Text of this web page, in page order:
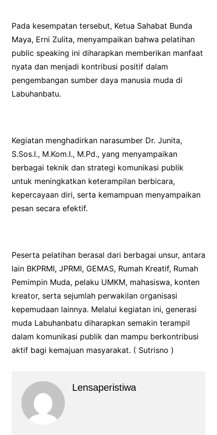
Pada kesempatan tersebut, Ketua Sahabat Bunda
Maya, Erni Zulita, menyampaikan bahwa pelatihan
public speaking ini diharapkan memberikan manfaat
nyata dan menjadi kontribusi positif dalam
pengembangan sumber daya manusia muda di
Labuhanbatu.
Kegiatan menghadirkan narasumber Dr. Junita,
S.Sos.I., M.Kom.I., M.Pd., yang menyampaikan
berbagai teknik dan strategi komunikasi publik
untuk meningkatkan keterampilan berbicara,
kepercayaan diri, serta kemampuan menyampaikan
pesan secara efektif.
Peserta pelatihan berasal dari berbagai unsur, antara
lain BKPRMI, JPRMI, GEMAS, Rumah Kreatif, Rumah
Pemimpin Muda, pelaku UMKM, mahasiswa, konten
kreator, serta sejumlah perwakilan organisasi
kepemudaan lainnya. Melalui kegiatan ini, generasi
muda Labuhanbatu diharapkan semakin terampil
dalam komunikasi publik dan mampu berkontribusi
aktif bagi kemajuan masyarakat. ( Sutrisno )
Lensaperistiwa